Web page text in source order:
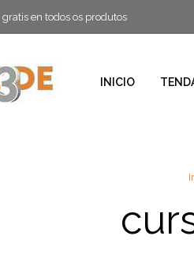
gratis en todos os produtos
INICIO